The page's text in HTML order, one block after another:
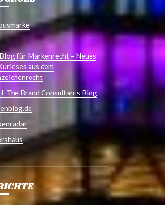
für Markenrecht – Neues
aus dem
The Brand Consultants Blog